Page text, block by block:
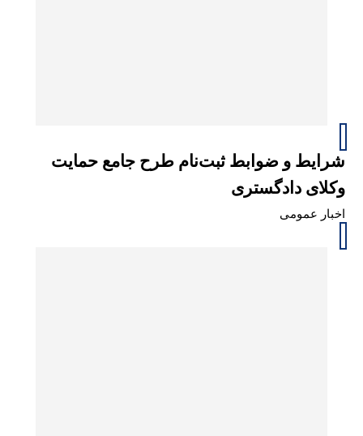
شرایط و ضوابط ثبت‌نام طرح جامع حمایت
وکلای دادگستری
اخبار عمومی